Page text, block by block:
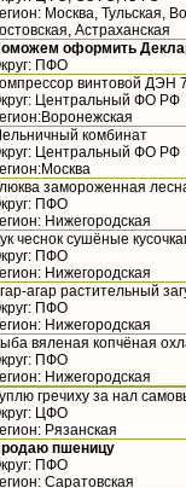
Москва, Тульская,
Астраханская
оформить
ПФО
винтовой ДЭН
Центральный ФО РФ
комбинат
Центральный ФО РФ
замороженная
ПФО
Нижегородская
чеснок сушёные
ПФО
Нижегородская
агар растительный
ПФО
Нижегородская
вяленая копчёная
ПФО
Нижегородская
гречиху за нал
ЦФО
Рязанская
пшеницу
ПФО
Саратовская